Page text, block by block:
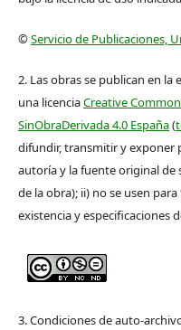
©Servicio de Publicaciones,
2. Las obras se publican en
una licenciaCreative
SinObraDerivada 4.0 España(
difundir, transmitir y exponer
autoría y la fuente original de
de la obra); ii) no se usen
existencia y especificaciones
3. Condiciones de auto-